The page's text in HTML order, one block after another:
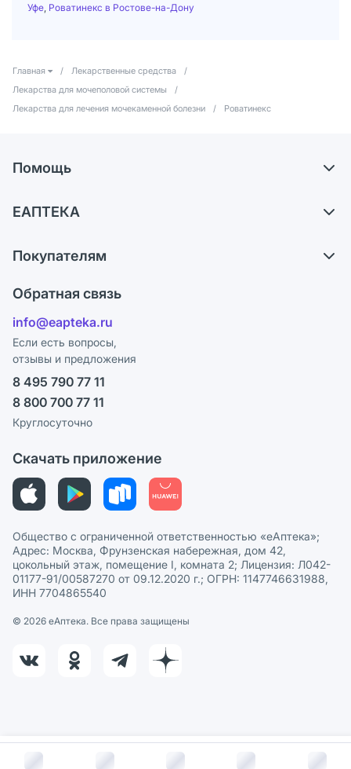
В корзину за
Уфе Роватинекс в Ростове-на-Дону
Главная / Лекарственные средства
/
Лекарства для мочеполовой системы
/
Лекарства для лечения мочекаменной болезни
/ Роватинекс
Помощь
Обмен и возврат
Блог
ЕАПТЕКА
Карьера
Поставщики
Лицензия
Реклама на сайте
Ваши товары на ЕАПТЕКЕ
СМИ о нас
Покупателям
Программа СберСпасибо
Политика конфиденциальности
Пользовательское соглашение
Политика рекомендаций
Политика в отношении обработки персональных данных
Обратная связь
info@eapteka.ru
Если есть вопросы,
отзывы и предложения
8 495 790 77 11
8 800 700 77 11
Круглосуточно
Скачать приложение
Общество с ограниченной ответственностью «еАптека»;
Адрес: Москва, Фрунзенская набережная, дом 42,
цокольный этаж, помещение I, комната 2; Лицензия: Л042-
01177-91/00587270 от 09.12.2020 г.; ОГРН: 1147746631988,
ИНН 7704865540
© 2026 eАптека. Все права защищены